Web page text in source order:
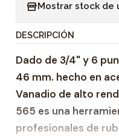
i
d
a
d
Mostrar stock de
DESCRIPCIÓN
Dado de 3/4" y 6
46 mm. hecho en
Vanadio de alto
565 es una
profesionales de